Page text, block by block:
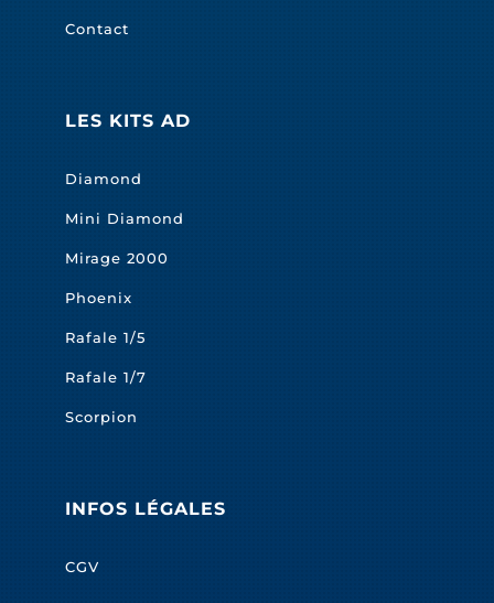
Contact
LES KITS AD
Diamond
Mini Diamond
Mirage 2000
Phoenix
Rafale 1/5
Rafale 1/7
Scorpion
INFOS LÉGALES
CGV